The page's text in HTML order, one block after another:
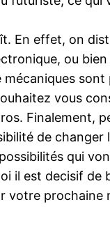
En effet, on
ou
vous
de changer
qui
il est decisif de
prochaine